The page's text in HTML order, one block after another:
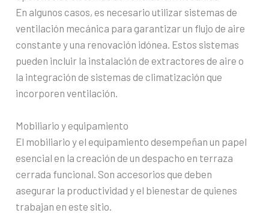
En algunos casos, es necesario utilizar sistemas de
ventilación mecánica para garantizar un flujo de aire
constante y una renovación idónea. Estos sistemas
pueden incluir la instalación de extractores de aire o
la integración de sistemas de climatización que
incorporen ventilación.
Mobiliario y equipamiento
El mobiliario y el equipamiento desempeñan un papel
esencial en la creación de un despacho en terraza
cerrada funcional. Son accesorios que deben
asegurar la productividad y el bienestar de quienes
trabajan en este sitio.